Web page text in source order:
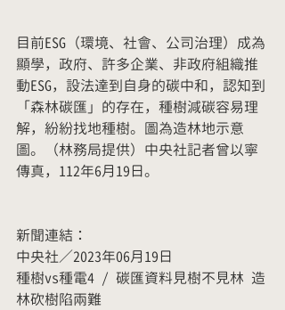
目前ESG（環境、社會、公司治理）成為
顯學，政府、許多企業、非政府組織推
動ESG，設法達到自身的碳中和，認知到
「森林碳匯」的存在，種樹減碳容易理
解，紛紛找地種樹。圖為造林地示意
圖。（林務局提供）中央社記者曾以寧
傳真，112年6月19日。
新聞連結：
中央社／2023年06月19日
種樹vs種電4 / 碳匯資料見樹不見林 造
林砍樹陷兩難